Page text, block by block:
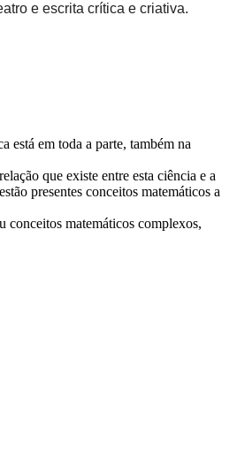
e escrita crítica e criativa.
está em toda a parte, também na
que existe entre esta ciência e a
presentes conceitos matemáticos a
conceitos matemáticos complexos,